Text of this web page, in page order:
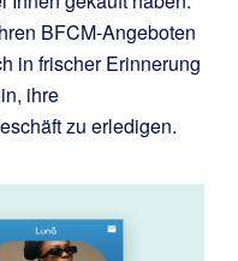
BFCM-Angeboten
in frischer Erinnerung
ihre
zu erledigen.